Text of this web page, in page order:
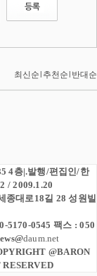
4층|.발행/편집인/한
/ 2009.1.20
종대로18길 28 성원빌
5170-0545 팩스 : 050
@daum.net
@BARON